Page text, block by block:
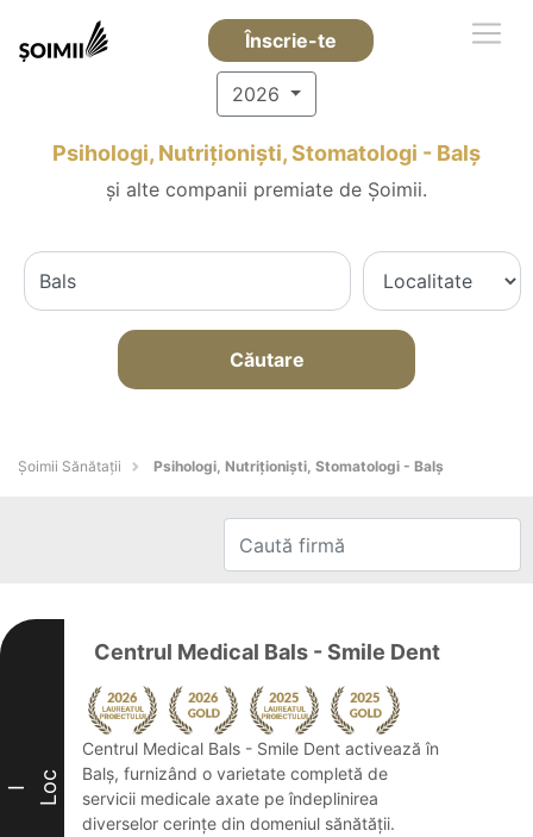
Înscrie-te
2026
Psihologi, Nutriționiști, Stomatologi - Balş
și alte companii premiate de Șoimii.
Căutare
Şoimii Sănătații Psihologi, Nutriționiști, Stomatologi - Balş
I Loc
Centrul Medical Bals - Smile Dent
Centrul Medical Bals - Smile Dent activează în
Balș, furnizând o varietate completă de
servicii medicale axate pe îndeplinirea
diverselor cerințe din domeniul sănătății.